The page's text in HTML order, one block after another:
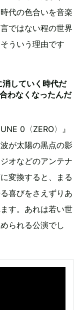
代の色合いを音楽
ではない程の世界
ういう理由です
していく時代だ
わなくなったんだ
0〈ZERO〉』
が太陽の黒点の影
オなどのアンテナ
変換すると、まる
喜びをさえずりあ
す。あれは若い世
られる公演でし